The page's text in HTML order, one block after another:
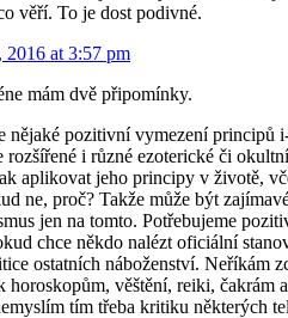
věří. To je dost podivné.
2016 at 3:57 pm
mám dvě připomínky.
nějaké pozitivní vymezení principů
i různé ezoterické či
aplikovat jeho principy v životě,
ne, proč? Takže může být
jen na tomto. Potřebujeme
chce někdo nalézt oficiální
ostatních náboženství. Neříkám
horoskopům, věštění, reiki,
tím třeba kritiku některých